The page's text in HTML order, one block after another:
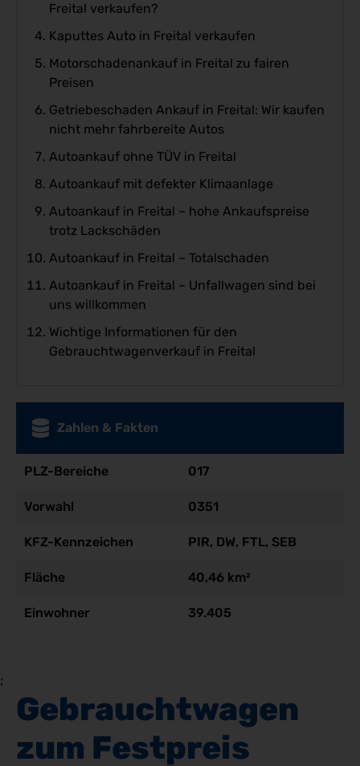
Freital verkaufen?
Kaputtes Auto in Freital verkaufen
Motorschadenankauf in Freital zu fairen
Preisen
Getriebeschaden Ankauf in Freital: Wir kaufen
nicht mehr fahrbereite Autos
Autoankauf ohne TÜV in Freital
Autoankauf mit defekter Klimaanlage
Autoankauf in Freital – hohe Ankaufspreise
trotz Lackschäden
Autoankauf in Freital – Totalschaden
Autoankauf in Freital – Unfallwagen sind bei
uns willkommen
Wichtige Informationen für den
Gebrauchtwagenverkauf in Freital
Zahlen & Fakten
PLZ-Bereiche 017
Vorwahl 0351
KFZ-Kennzeichen PIR, DW, FTL, SEB
Fläche 40,46 km²
Einwohner 39.405
;
Gebrauchtwagen
zum Festpreis